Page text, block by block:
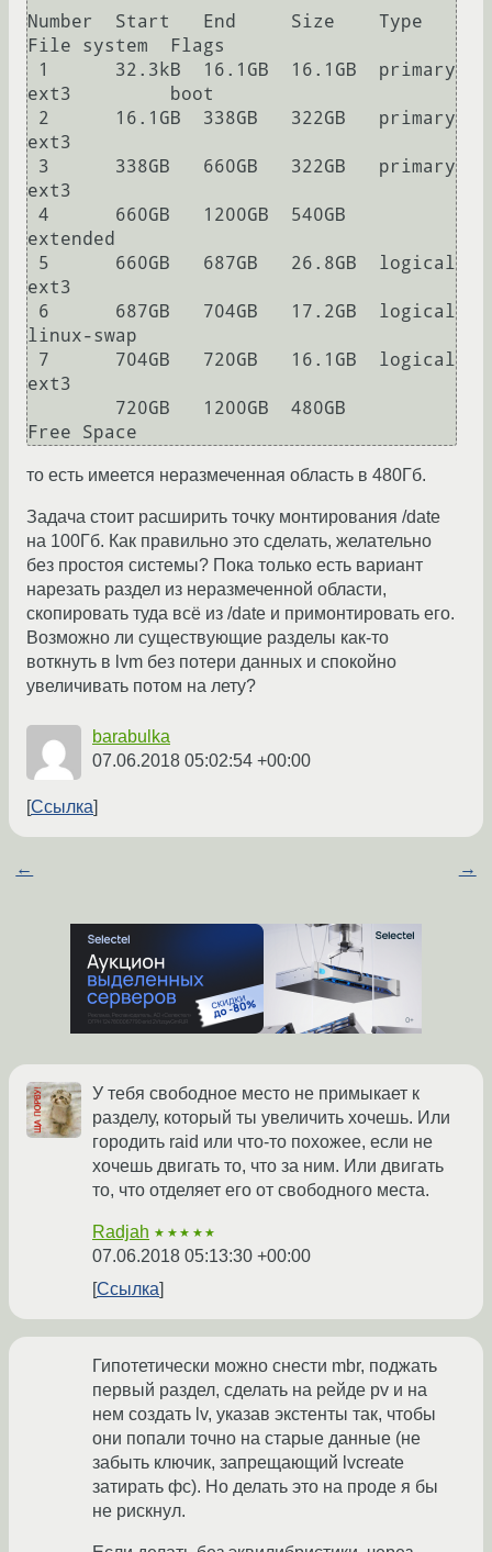
Number  Start   End     Size    Type
File system  Flags
ext3         boot
ext3
ext3
extended
ext3
linux-swap
ext3
Free Space
то есть имеется неразмеченная область в 480Гб.
Задача стоит расширить точку монтирования /date
на 100Гб. Как правильно это сделать, желательно
без простоя системы? Пока только есть вариант
нарезать раздел из неразмеченной области,
скопировать туда всё из /date и примонтировать его.
Возможно ли существующие разделы как-то
воткнуть в lvm без потери данных и спокойно
увеличивать потом на лету?
barabulka
07.06.2018 05:02:54 +00:00
Ссылка
← →
У тебя свободное место не примыкает к
разделу, который ты увеличить хочешь. Или
городить raid или что-то похожее, если не
хочешь двигать то, что за ним. Или двигать
то, что отделяет его от свободного места.
Radjah ★★★★★
07.06.2018 05:13:30 +00:00
Ссылка
Гипотетически можно снести mbr, поджать
первый раздел, сделать на рейде pv и на
нем создать lv, указав экстенты так, чтобы
они попали точно на старые данные (не
забыть ключик, запрещающий lvcreate
затирать фс). Но делать это на проде я бы
не рискнул.